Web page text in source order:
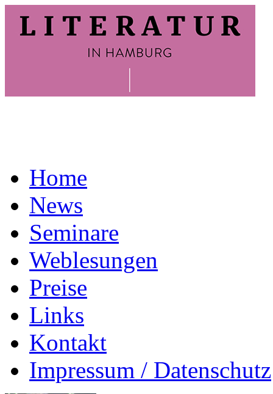
Home
News
Seminare
Weblesungen
Preise
Links
Kontakt
Impressum / Datenschutz